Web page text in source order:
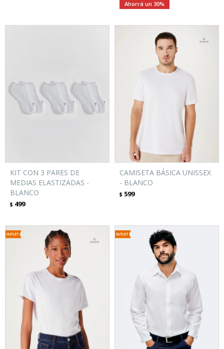
30
KIT CON 3 PARES DE
MEDIAS ELASTIZADAS -
BLANCO
$ 499
CAMISETA BÁSICA UNISSEX
- BLANCO
$ 599